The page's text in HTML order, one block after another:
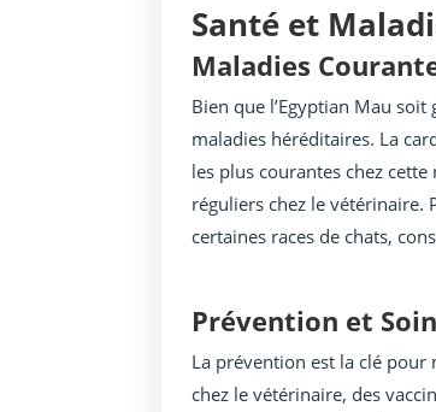
Santé et
Maladies
Bien que l’Egyptian Mau
maladies héréditaires. La
les plus courantes chez
réguliers chez le vétérinaire.
certaines races de chats,
Prévention et
La prévention est la clé pour
chez le vétérinaire, des